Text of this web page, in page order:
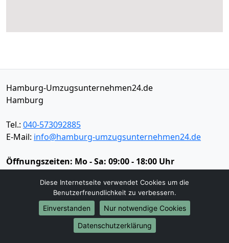
Hamburg-Umzugsunternehmen24.de
Hamburg
Tel.: 040-573092885
E-Mail: info@hamburg-umzugsunternehmen24.de
Öffnungszeiten: Mo - Sa: 09:00 - 18:00 Uhr
Impressum
Datenschutz
Umzugsservice
Diese Internetseite verwendet Cookies um die
Benutzerfreundlichkeit zu verbessern.
Einverstanden
Nur notwendige Cookies
Datenschutzerklärung